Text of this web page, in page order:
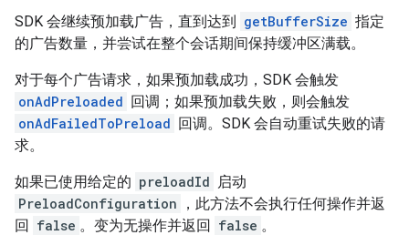
SDK 会继续预加载广告，直到达到 getBufferSize 指定
的广告数量，并尝试在整个会话期间保持缓冲区满载。
对于每个广告请求，如果预加载成功，SDK 会触发
onAdPreloaded 回调；如果预加载失败，则会触发
onAdFailedToPreload 回调。SDK 会自动重试失败的请
求。
如果已使用给定的 preloadId 启动
PreloadConfiguration
，此方法不会执行任何操作并返
回 false 。变为无操作并返回 false 。